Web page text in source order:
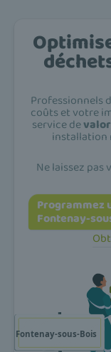
Professionnels
coûts et votre
service de
installation
Ne laissez pas
Programmez
Fontenay-